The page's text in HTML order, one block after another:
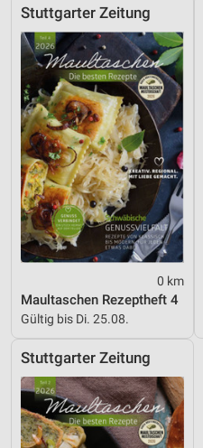
Stuttgarter Zeitung
0 km
Maultaschen Rezeptheft 4
Gültig bis Di. 25.08.
Stuttgarter Zeitung